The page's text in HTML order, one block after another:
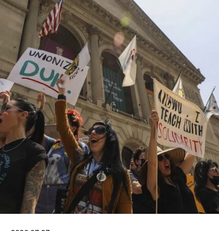
阿布扎比古根海姆博物馆占地逾80万平方英尺，将
成为古根海姆体系中规模最大的分馆，内设30个展
厅，室内展览面积约12.5万平方英尺。建筑外观由
十个雕塑般的锥体以非传统方式组合而成，表面覆
以不锈钢网、缟玛瑙和玻璃等材料，高达280英
尺。据《纽约时报》报道，该馆也是古根海姆体系
中造价最高的博物馆，预计总成本超过10亿美元。
博物馆将重点展示1960年代以来的艺术作品，并自
2009年起开始建立馆藏。不同于传统按时间顺序排
列展品的方式，展览将按主题划分为“抽象”、“流行
文化”、“土地”、“语言”和“叙事”等单元。根据新闻
稿，这种设计旨在邀请观众“按照自己的方式”与艺
术互动。
阿布扎比古根海姆博物馆是阿布扎比耗资数十亿美